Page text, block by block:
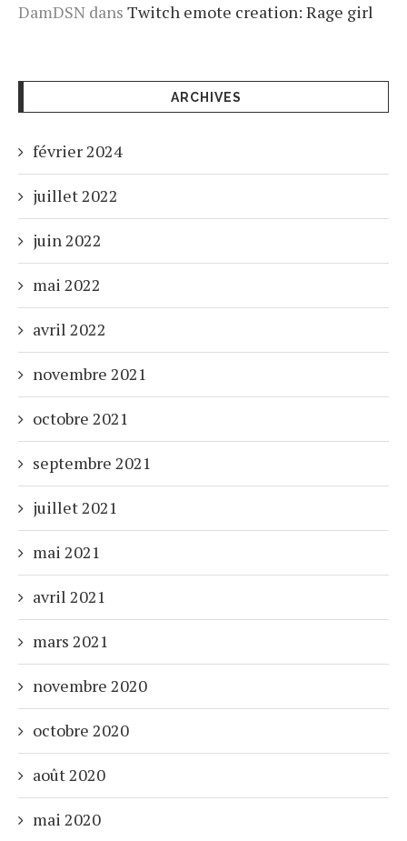
DamDSN dans Twitch emote creation: Rage girl
ARCHIVES
février 2024
juillet 2022
juin 2022
mai 2022
avril 2022
novembre 2021
octobre 2021
septembre 2021
juillet 2021
mai 2021
avril 2021
mars 2021
novembre 2020
octobre 2020
août 2020
mai 2020